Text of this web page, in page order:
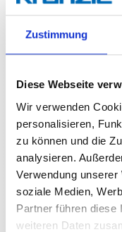
Zustimmung
Diese Webseite
Wir verwenden
personalisieren,
zu können und die
analysieren.
Verwendung
soziale Medien,
Partner führen diese
weiteren Daten